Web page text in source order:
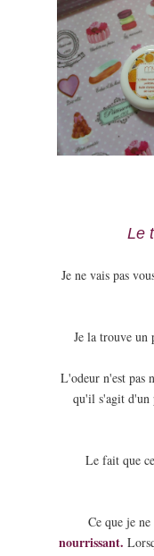
Le
Je ne vais pas
Je la trouve un
L'odeur n'est pas
qu'il s'agit d'un
Le fait que
Ce que je
nourrissant.